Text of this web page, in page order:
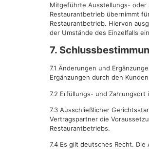
Mitgeführte Ausstellungs- oder
Restaurantbetrieb übernimmt
Restaurantbetrieb. Hiervon
der Umstände des Einzelfalls
7.
7.1 Änderungen und
Ergänzungen durch den
7.2 Erfüllungs- und
7.3 Ausschließlicher
Vertragspartner die
Restaurantbetriebs.
7.4 Es gilt deutsches Recht.